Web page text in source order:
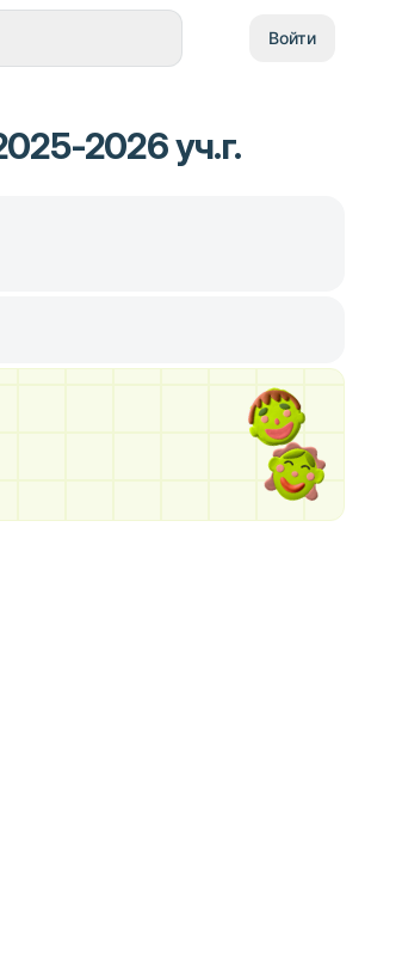
Войти
2026 уч.г.